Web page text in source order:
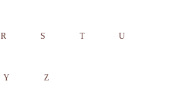
R S T U
Y Z